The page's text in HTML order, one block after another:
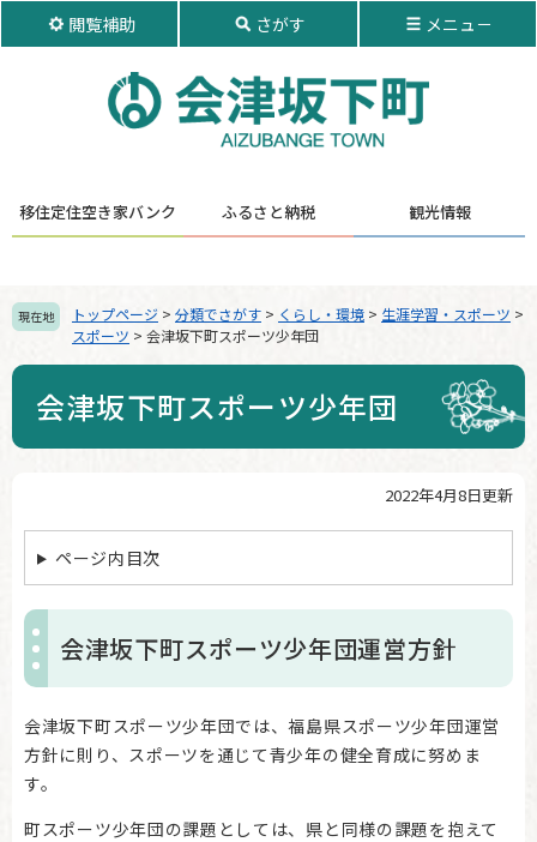
本
閲覧補助 さがす メニュ－
移住定住空き家バンク ふるさと納税 観光情報
現在地 トップページ > 分類でさがす > くらし・環境 > 生涯学習・スポーツ >
スポーツ > 会津坂下町スポーツ少年団
会津坂下町スポーツ少年団
2022年4月8日更新
ページ内目次
会津坂下町スポーツ少年団運営方針
会津坂下町スポーツ少年団では、福島県スポーツ少年団運営
方針に則り、スポーツを通じて青少年の健全育成に努めま
す。
町スポーツ少年団の課題としては、県と同様の課題を抱えて